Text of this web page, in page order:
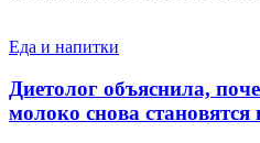
Еда и напитки
Диетолог объяснила,
молоко снова